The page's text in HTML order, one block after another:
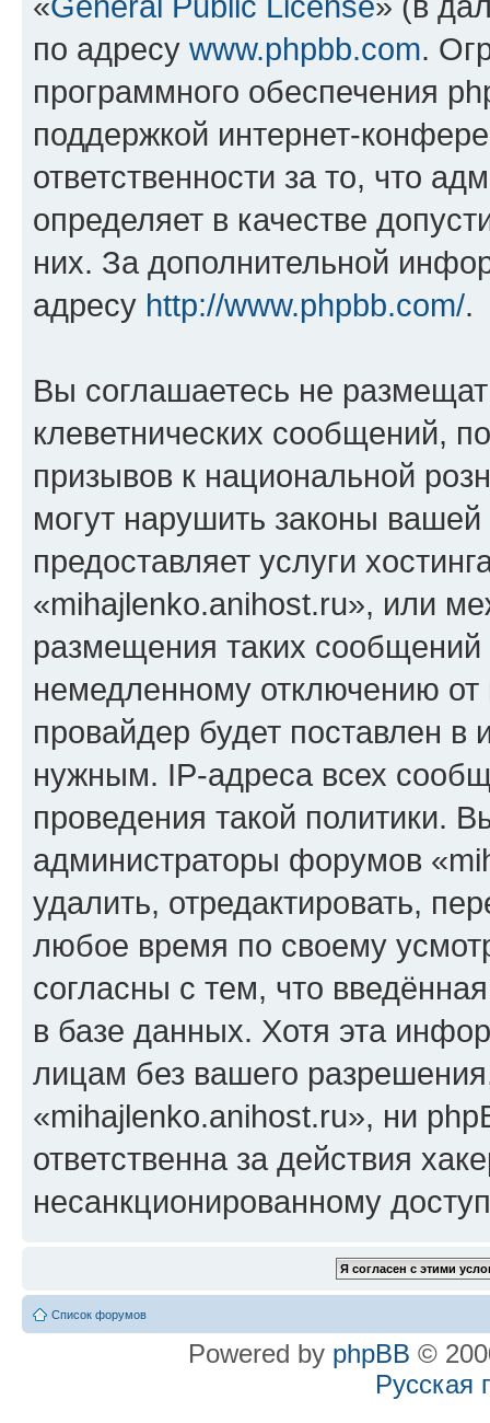
по адресу www.phpbb.com.
программного обеспечения
поддержкой интернет-
ответственности за то, что
определяет в качестве
них. За дополнительной
адресу http://www.phpbb.com/.
Вы соглашаетесь не
клеветнических сообщений,
призывов к национальной
могут нарушить законы
предоставляет услуги
«mihajlenko.anihost.ru», или
размещения таких
немедленному отключению
провайдер будет поставлен в
нужным. IP-адреса всех
проведения такой политики.
администраторы форумов
удалить, отредактировать,
любое время по своему
согласны с тем, что
в базе данных. Хотя эта
лицам без вашего
«mihajlenko.anihost.ru», ни
ответственна за действия
несанкционированному
Список форумов
Powered by phpBB ©
Русская